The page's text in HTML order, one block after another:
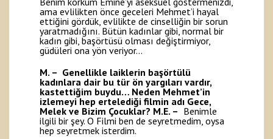
ama evlilikten önce geceleri Mehmet’i hayal
ettiğini gördük, evlilikte de cinselliğin bir sorun
yaratmadığını. Bütün kadınlar gibi, normal bir
kadın gibi, başörtüsü olması değiştirmiyor,
güdüleri ona yön veriyor…
M. – Genellikle laiklerin başörtülü
kadınlara dair bu tür ön yargıları vardır,
kastettiğim buydu… Neden Mehmet’in
izlemeyi hep ertelediği filmin adı Gece,
Melek ve Bizim Çocuklar? M.E. – Benimle
ilgili bir şey. O Filmi ben de seyretmedim, oysa
hep seyretmek isterdim.